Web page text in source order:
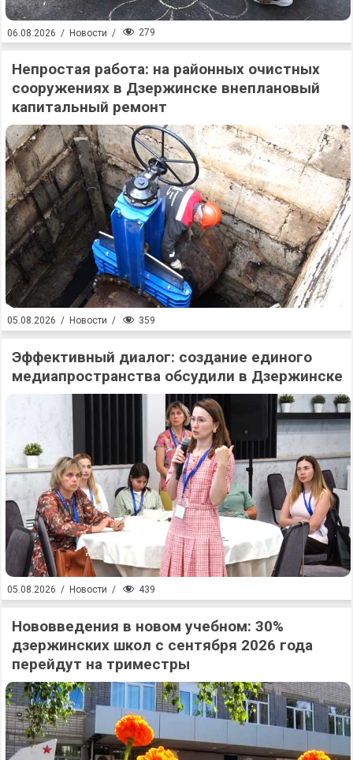
06.08.2026 / Новости / 279
Непростая работа: на районных очистных
сооружениях в Дзержинске внеплановый
капитальный ремонт
05.08.2026 / Новости / 359
Эффективный диалог: создание единого
медиапространства обсудили в Дзержинске
05.08.2026 / Новости / 439
Нововведения в новом учебном: 30%
дзержинских школ с сентября 2026 года
перейдут на триместры